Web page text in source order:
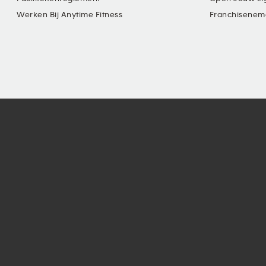
Werken Bij Anytime Fitness